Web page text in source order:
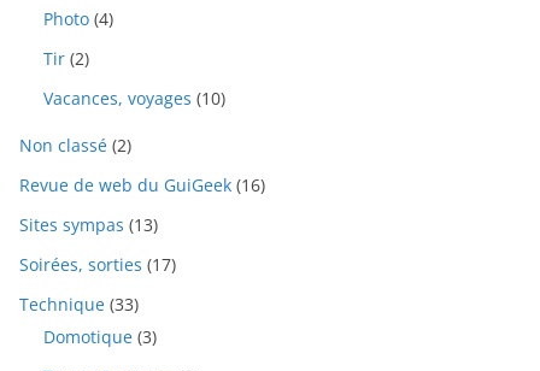
Photo (4)
Tir (2)
Vacances, voyages (10)
Non classé (2)
Revue de web du GuiGeek (16)
Sites sympas (13)
Soirées, sorties (17)
Technique (33)
Domotique (3)